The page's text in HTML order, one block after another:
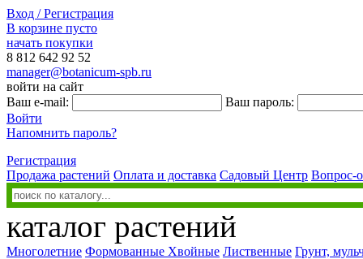
Вход / Регистрация
В корзине пусто
начать покупки
8 812 642 92 52
manager@botanicum-spb.ru
войти на сайт
Ваш e-mail:
Ваш пароль:
Войти
Напомнить пароль?
Регистрация
Продажа растений Оплата и доставка Садовый Центр Вопрос-
каталог растений
Многолетние Формованные Хвойные Лиственные Грунт,